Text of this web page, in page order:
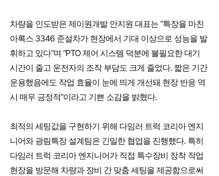
차량을 인도받은 제이원개발 안지원 대표는 “특장을 마친
아록스 3346 준설차가 현장에서 기대 이상으로 성능을 발
휘하고 있다”며 “PTO 제어 시스템 덕분에 불필요한 대기
시간이 줄고 운전자의 조작 부담도 크게 줄었다. 짧은 기간
운용했음에도 작업 효율이 눈에 띄게 개선돼 현장 반응 역
시 매우 긍정적”이라고 기쁜 소감을 밝혔다.
최적의 세팅값을 구현하기 위해 다임러 트럭 코리아 엔지
니어와 광림특장 설계팀은 긴밀한 협업을 진행했다. 특히
다임러 트럭 코리아 엔지니어가 직접 특수장비 장착 작업
현장을 방문해 차량과 장비 간 맞춤 세팅을 제공함으로써